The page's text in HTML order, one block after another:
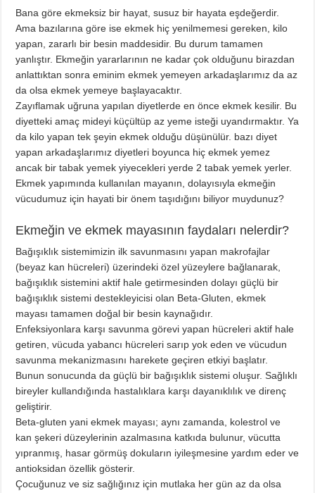
Bana göre ekmeksiz bir hayat, susuz bir hayata eşdeğerdir.
Ama bazılarına göre ise ekmek hiç yenilmemesi gereken, kilo
yapan, zararlı bir besin maddesidir. Bu durum tamamen
yanlıştır. Ekmeğin yararlarının ne kadar çok olduğunu birazdan
anlattıktan sonra eminim ekmek yemeyen arkadaşlarımız da az
da olsa ekmek yemeye başlayacaktır.
Zayıflamak uğruna yapılan diyetlerde en önce ekmek kesilir. Bu
diyetteki amaç mideyi küçültüp az yeme isteği uyandırmaktır. Ya
da kilo yapan tek şeyin ekmek olduğu düşünülür. bazı diyet
yapan arkadaşlarımız diyetleri boyunca hiç ekmek yemez
ancak bir tabak yemek yiyecekleri yerde 2 tabak yemek yerler.
Ekmek yapımında kullanılan mayanın, dolayısıyla ekmeğin
vücudumuz için hayati bir önem taşıdığını biliyor muydunuz?
Ekmeğin ve ekmek mayasının faydaları nelerdir?
Bağışıklık sistemimizin ilk savunmasını yapan makrofajlar
(beyaz kan hücreleri) üzerindeki özel yüzeylere bağlanarak,
bağışıklık sistemini aktif hale getirmesinden dolayı güçlü bir
bağışıklık sistemi destekleyicisi olan Beta-Gluten, ekmek
mayası tamamen doğal bir besin kaynağıdır.
Enfeksiyonlara karşı savunma görevi yapan hücreleri aktif hale
getiren, vücuda yabancı hücreleri sarıp yok eden ve vücudun
savunma mekanizmasını harekete geçiren etkiyi başlatır.
Bunun sonucunda da güçlü bir bağışıklık sistemi oluşur. Sağlıklı
bireyler kullandığında hastalıklara karşı dayanıklılık ve direnç
geliştirir.
Beta-gluten yani ekmek mayası; aynı zamanda, kolestrol ve
kan şekeri düzeylerinin azalmasına katkıda bulunur, vücutta
yıpranmış, hasar görmüş dokuların iyileşmesine yardım eder ve
antioksidan özellik gösterir.
Çocuğunuz ve siz sağlığınız için mutlaka her gün az da olsa